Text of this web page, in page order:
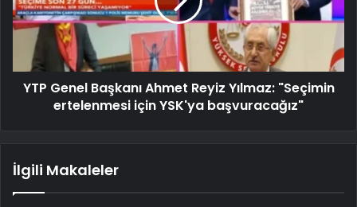
YTP Genel Başkanı Ahmet Reyiz Yılmaz: "Seçimin
ertelenmesi için YSK'ya başvuracağız"
İlgili Makaleler